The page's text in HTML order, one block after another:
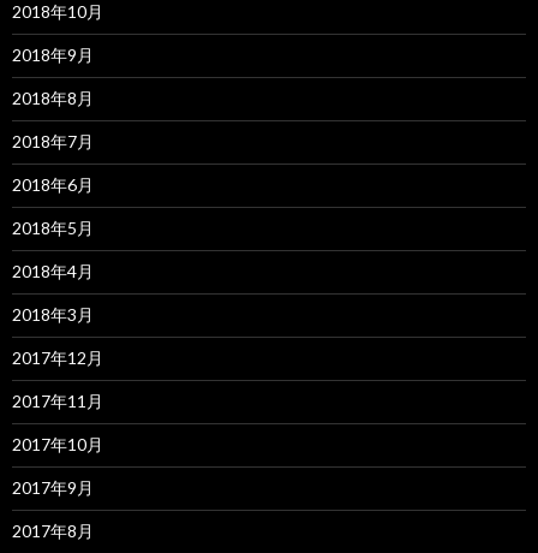
2018年10月
2018年9月
2018年8月
2018年7月
2018年6月
2018年5月
2018年4月
2018年3月
2017年12月
2017年11月
2017年10月
2017年9月
2017年8月